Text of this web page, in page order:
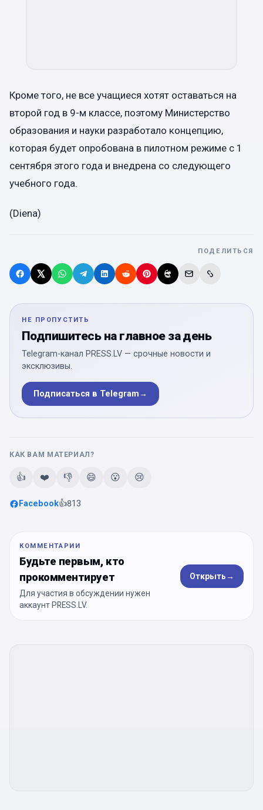
Кроме того, не все учащиеся хотят оставаться на
второй год в 9-м классе, поэтому Министерство
образования и науки разработало концепцию,
которая будет опробована в пилотном режиме с 1
сентября этого года и внедрена со следующего
учебного года.
(Diena)
ПОДЕЛИТЬСЯ
НЕ ПРОПУСТИТЬ
Подпишитесь на главное за день
Telegram-канал PRESS.LV — срочные новости и
эксклюзивы.
Подписаться в Telegram→
КАК ВАМ МАТЕРИАЛ?
👍 ❤️ 👎 😄 😮 😢
Facebook👍813
КОММЕНТАРИИ
Будьте первым, кто
прокомментирует
Для участия в обсуждении нужен
аккаунт PRESS.LV.
Открыть→